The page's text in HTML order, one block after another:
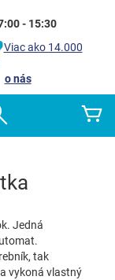
- 15:30
Viac ako 14.000
o nás
Jedná
tak
vykoná vlastný